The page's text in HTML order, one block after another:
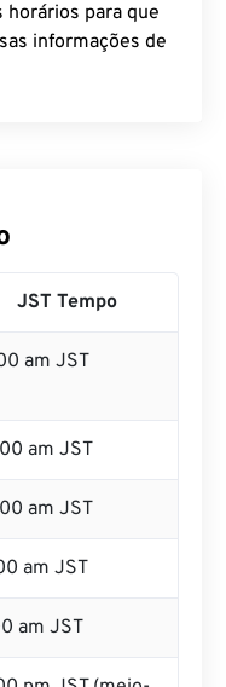
horários para que
informações de
JST Tempo
am JST
am JST
am JST
am JST
am JST